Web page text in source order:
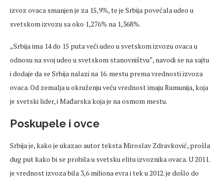
izvoz ovaca smanjen je za 15,9%, te je Srbija povećala udeo u
svetskom izvozu sa oko 1,276% na 1,368%.
„Srbija ima 14 do 15 puta veći udeo u svetskom izvozu ovaca u
odnosu na svoj udeo u svetskom stanovništvu“, navodi se na sajtu
i dodaje da se Srbija nalazi na 16. mestu prema vrednosti izvoza
ovaca. Od zemalja u okruženju veću vrednost imaju Rumunija, koja
je svetski lider, i Mađarska koja je na osmom mestu.
Poskupele i ovce
Srbija je, kako je ukazao autor teksta Miroslav Zdravković, prošla
dug put kako bi se probila u svetsku elitu izvoznika ovaca. U 2011.
je vrednost izvoza bila 3,6 miliona evra i tek u 2012. je došlo do